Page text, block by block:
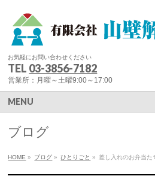
お気軽にお問い合わせください
TEL 03-3856-7182
営業所：月曜～土曜9:00～17:00
MENU
ブログ
HOME » ブログ » ひとりごと » 差し入れのお弁当た